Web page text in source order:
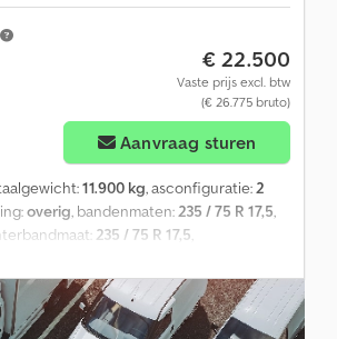
€ 22.500
Vaste prijs excl. btw
(€ 26.775 bruto)
Aanvraag sturen
11.900 kg, asconfiguratie:2
overig, bandenmaten:235 / 75 R 17,5,
235 / 75 R 17,5,
mm lang x 900 mm breed), 10
met last- en snelgang,
meerprijs voor oplegblok voor